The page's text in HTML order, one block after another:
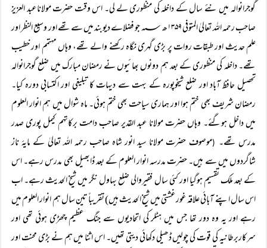
گوجرانوالہ میں نئے سال کے داخلہ کی منظوری لے لی۔ اس وقت حضرت مولاناعبد العزیز
صاحب رحمہ اللہ تعالیٰ المتوفی ۱۳۵۹ھ ؁ جو فضلاے دیوبند میں سے تھے اور وسیع النظر اور
علم حدیث اور طبقات روات پر بڑی گہری نگاہ رکھنے والے تھے، وہاں مہتمم اور خطیب
تھے۔ داخلہ کی منظوری کے بعد ہم دونوں بھائیوں نے رمضان مبارک میں ضلع گوجرانوالہ
تحصیل حافظ آباد اور ضلع شیخوپورہ کے بہت سے دیہات کا تبلیغی اور اکتسابی دورہ کیا۔
رمضان شریف بھی ختم ہوا اور ہماری سیاحت بھی ختم ہوئی۔ ماہ شوال میں ہم انوار العلوم
میں داخل ہوگئے۔ وہاں حضرت مولانا عبد القدیر صاحب دامت برکاتہم کیمل پوری صدر
مدرس تھے۔ (موصوف حضرت مولانا سید انور شاہ صاحب رحمہ اللہ تعالیٰ کے مایۂ ناز
شاگردوں میں سے ہیں۔ حضرت مدرسہ انوار العلوم کے بعد ڈابھیل بھی مدرس رہے۔ اس
کے بعد ملک تقسیم ہوگیا اور کئی سال فقیروالی ضلع بہاول نگر میں شیخ الحدیث رہے۔ اب
اس سال اپنے آبائی علاقہ غورغشتی میں شیخ الحدیث ہیں) تقریباً تین سال ہم انوار العلوم میں
رہے اور یہ وہ دور تھا جس میں ہٹلر کی اتحادیوں سے جنگ عظیم چھڑی ہوئی تھی اور
سرکاربرطانیہ کی قوت کی چولیں ڈھیلی دکھائی دیتی تھیں۔ اس اثنا میں ہم نے بڑی محنت اور